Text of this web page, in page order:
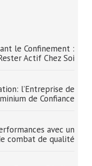
le Confinement :
Actif Chez Soi
l’Entreprise de
de Confiance
avec un
combat de qualité